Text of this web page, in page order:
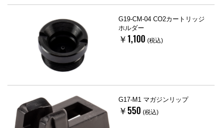
G19-CM-04 CO2カートリッジ
ホルダー
￥1,100 (税込)
G17-M1 マガジンリップ
￥550 (税込)